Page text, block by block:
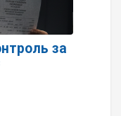
за